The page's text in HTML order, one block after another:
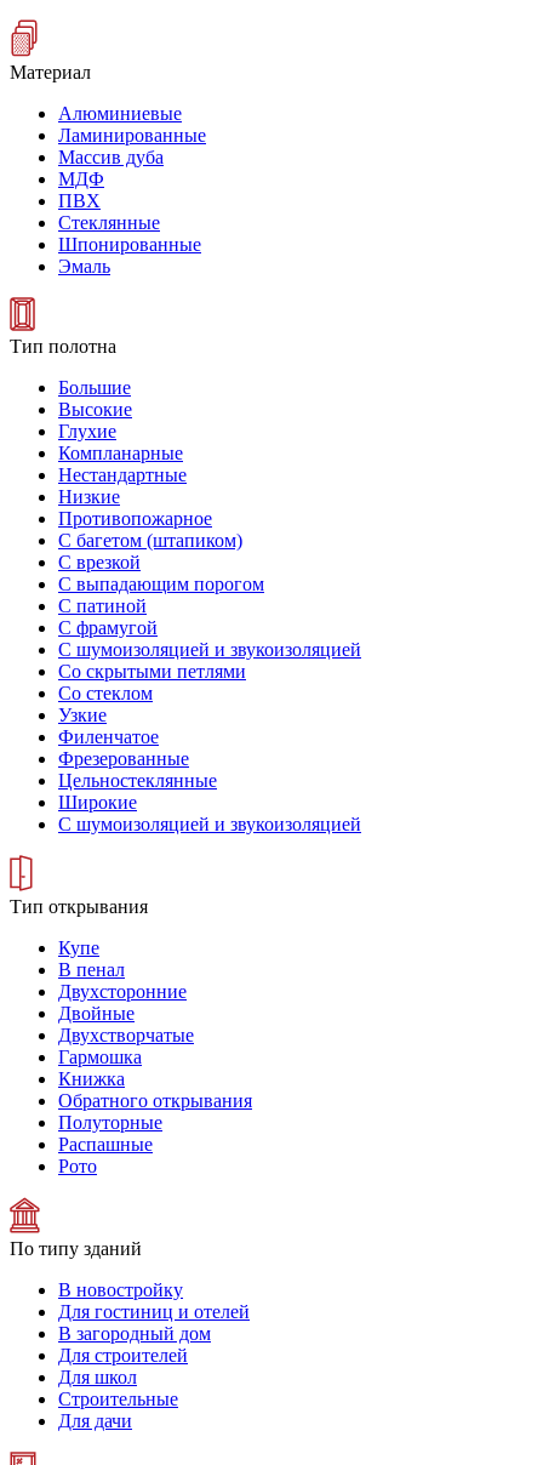
Материал
Алюминиевые
Ламинированные
Массив дуба
МДФ
ПВХ
Стеклянные
Шпонированные
Эмаль
Тип полотна
Большие
Высокие
Глухие
Компланарные
Нестандартные
Низкие
Противопожарное
С багетом (штапиком)
С врезкой
С выпадающим порогом
С патиной
С фрамугой
С шумоизоляцией и звукоизоляцией
Со скрытыми петлями
Со стеклом
Узкие
Филенчатое
Фрезерованные
Цельностеклянные
Широкие
С шумоизоляцией и звукоизоляцией
Тип открывания
Купе
В пенал
Двухсторонние
Двойные
Двухстворчатые
Гармошка
Книжка
Обратного открывания
Полуторные
Распашные
Рото
По типу зданий
В новостройку
Для гостиниц и отелей
В загородный дом
Для строителей
Для школ
Строительные
Для дачи